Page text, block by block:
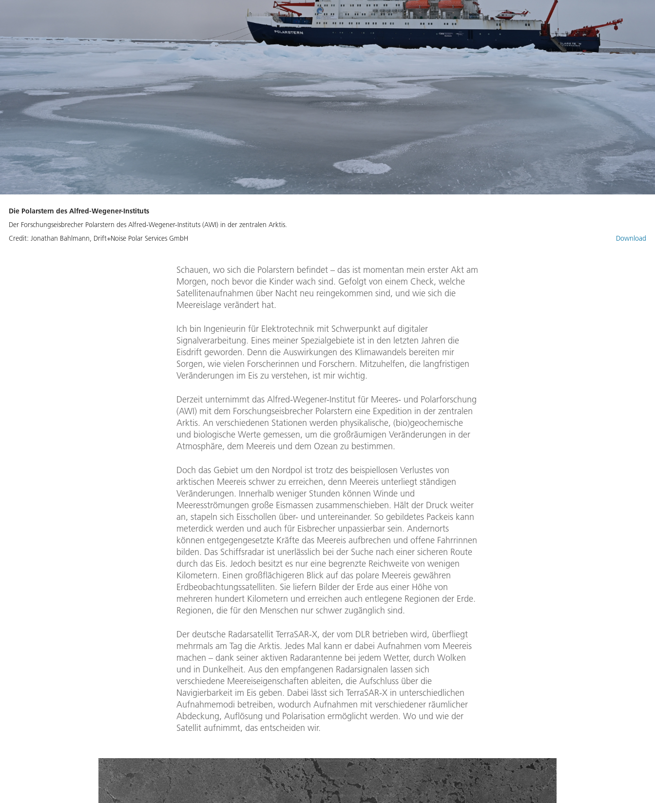
Die Polarstern des Alfred-Wegener-Instituts
Der Forschungseisbrecher Polarstern des Alfred-Wegener-Instituts (AWI) in der zentralen Arktis.
Credit: Jonathan Bahlmann, Drift+Noise Polar Services GmbH Download
Schauen, wo sich die Polarstern befindet – das ist momentan mein erster Akt am
Morgen, noch bevor die Kinder wach sind. Gefolgt von einem Check, welche
Satellitenaufnahmen über Nacht neu reingekommen sind, und wie sich die
Meereislage verändert hat.
Ich bin Ingenieurin für Elektrotechnik mit Schwerpunkt auf digitaler
Signalverarbeitung. Eines meiner Spezialgebiete ist in den letzten Jahren die
Eisdrift geworden. Denn die Auswirkungen des Klimawandels bereiten mir
Sorgen, wie vielen Forscherinnen und Forschern. Mitzuhelfen, die langfristigen
Veränderungen im Eis zu verstehen, ist mir wichtig.
Derzeit unternimmt das Alfred-Wegener-Institut für Meeres- und Polarforschung
(AWI) mit dem Forschungseisbrecher Polarstern eine Expedition in der zentralen
Arktis. An verschiedenen Stationen werden physikalische, (bio)geochemische
und biologische Werte gemessen, um die großräumigen Veränderungen in der
Atmosphäre, dem Meereis und dem Ozean zu bestimmen.
Doch das Gebiet um den Nordpol ist trotz des beispiellosen Verlustes von
arktischen Meereis schwer zu erreichen, denn Meereis unterliegt ständigen
Veränderungen. Innerhalb weniger Stunden können Winde und
Meeresströmungen große Eismassen zusammenschieben. Hält der Druck weiter
an, stapeln sich Eisschollen über- und untereinander. So gebildetes Packeis kann
meterdick werden und auch für Eisbrecher unpassierbar sein. Andernorts
können entgegengesetzte Kräfte das Meereis aufbrechen und offene Fahrrinnen
bilden. Das Schiffsradar ist unerlässlich bei der Suche nach einer sicheren Route
durch das Eis. Jedoch besitzt es nur eine begrenzte Reichweite von wenigen
Kilometern. Einen großflächigeren Blick auf das polare Meereis gewähren
Erdbeobachtungssatelliten. Sie liefern Bilder der Erde aus einer Höhe von
mehreren hundert Kilometern und erreichen auch entlegene Regionen der Erde.
Regionen, die für den Menschen nur schwer zugänglich sind.
Der deutsche Radarsatellit TerraSAR-X, der vom DLR betrieben wird, überfliegt
mehrmals am Tag die Arktis. Jedes Mal kann er dabei Aufnahmen vom Meereis
machen – dank seiner aktiven Radarantenne bei jedem Wetter, durch Wolken
und in Dunkelheit. Aus den empfangenen Radarsignalen lassen sich
verschiedene Meereiseigenschaften ableiten, die Aufschluss über die
Navigierbarkeit im Eis geben. Dabei lässt sich TerraSAR-X in unterschiedlichen
Aufnahmemodi betreiben, wodurch Aufnahmen mit verschiedener räumlicher
Abdeckung, Auflösung und Polarisation ermöglicht werden. Wo und wie der
Satellit aufnimmt, das entscheiden wir.